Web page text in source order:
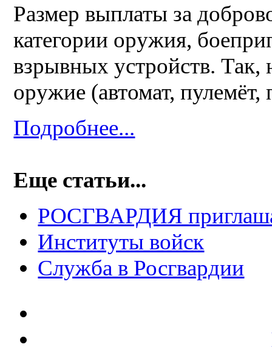
Размер выплаты за
категории оружия,
взрывных устройств. Так,
оружие (автомат, пулемёт,
Подробнее...
Еще статьи...
РОСГВАРДИЯ
Институты войск
Служба в Росгвардии